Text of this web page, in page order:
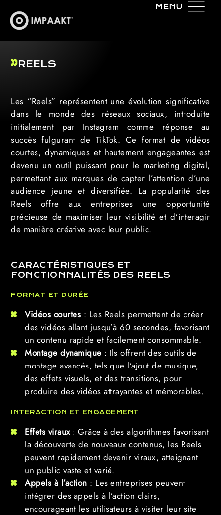
REELS
Les “Reels” représentent une évolution significative
dans le monde des réseaux sociaux, introduite
initialement par Instagram comme réponse au
succès fulgurant de TikTok. Ce format de vidéos
courtes, dynamiques et hautement engageantes est
devenu un outil puissant pour le marketing digital,
permettant aux marques de capter l’attention d’une
audience jeune et diversifiée. La popularité des
Reels offre aux entreprises une opportunité
précieuse de maximiser leur visibilité et d’interagir
de manière créative avec leur public.
CARACTÉRISTIQUES ET
FONCTIONNALITÉS DES REELS
FORMAT ET DURÉE
Vidéos courtes : Les Reels permettent de créer
des vidéos allant jusqu’à 60 secondes, favorisant
un contenu rapide et facilement consommable.
Montage dynamique : Ils offrent des outils de
montage avancés, tels que l’ajout de musique,
des effets visuels, et des transitions, pour
produire des vidéos attrayantes et mémorables.
INTERACTION ET ENGAGEMENT
Effets viraux: Grâce à des algorithmes favorisant
la découverte de nouveaux contenus, les Reels
peuvent rapidement devenir viraux, atteignant
un public vaste et varié.
Appels à l’action : Les entreprises peuvent
intégrer des appels à l’action clairs,
encourageant les utilisateurs à visiter leur site